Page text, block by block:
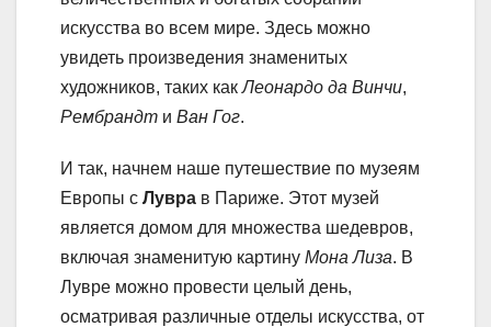
искусства во всем мире. Здесь можно
увидеть произведения знаменитых
художников, таких какЛеонардо да Винчи,
Рембрандт и Ван Гог.
И так, начнем наше путешествие по музеям
Европы с Лувра в Париже. Этот музей
является домом для множества шедевров,
включая знаменитую картину Мона Лиза. В
Лувре можно провести целый день,
осматривая различные отделы искусства, от